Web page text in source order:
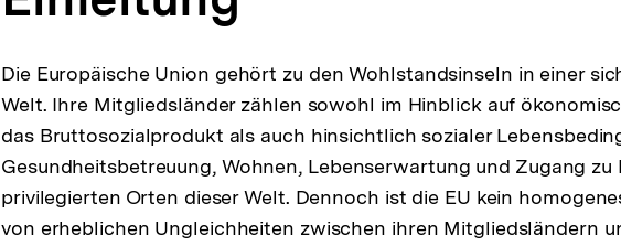
Die Europäische Union gehört zu den Wohlstandsinseln in einer
Welt. Ihre Mitgliedsländer zählen sowohl im Hinblick auf
das Bruttosozialprodukt als auch hinsichtlich sozialer
Gesundheitsbetreuung, Wohnen, Lebenserwartung und Zugang zu
privilegierten Orten dieser Welt. Dennoch ist die EU kein
von erheblichen Ungleichheiten zwischen ihren Mitgliedsländern